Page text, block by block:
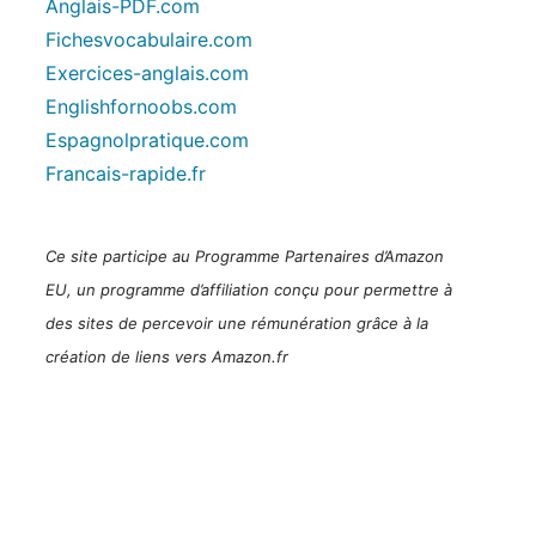
Anglais-PDF.com
Fichesvocabulaire.com
Exercices-anglais.com
Englishfornoobs.com
Espagnolpratique.com
Francais-rapide.fr
Ce site participe au Programme Partenaires d’Amazon
EU, un programme d’affiliation conçu pour permettre à
des sites de percevoir une rémunération grâce à la
création de liens vers Amazon.fr